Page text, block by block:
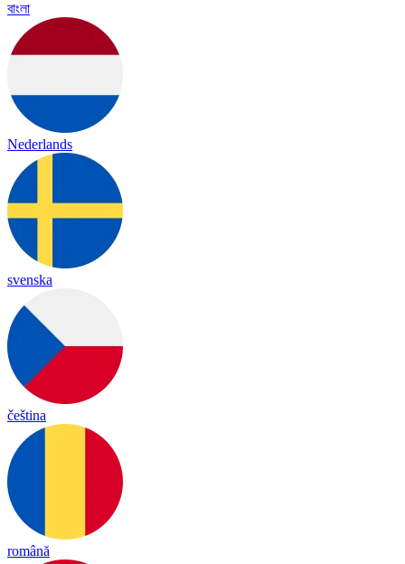
বাংলা
Nederlands
svenska
čeština
română